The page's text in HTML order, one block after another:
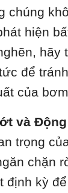
chúng
hiện
hãy
để
của
và
trọng
chặn
định kỳ